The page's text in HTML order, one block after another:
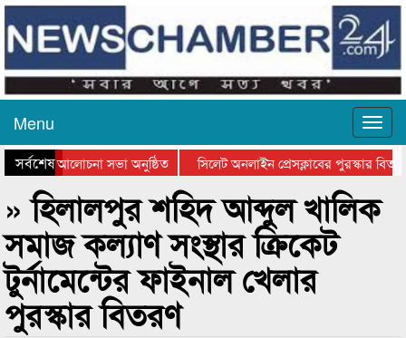
Menu
সর্বশেষ
দিবসের আলোচনা সভা অনুষ্ঠিত
সিলেট অনলাইন প্রেসক্লাবের পুরস্কার
সভা ও সম্মাননা প্রদান
কানাইঘাটের কিশোর আহাদের খুনি সায়েমের
» হিলালপুর শহিদ আব্দুল খালিক
সমাজ কল্যাণ সংস্থার ক্রিকেট
টুর্নামেন্টের ফাইনাল খেলার
পুরস্কার বিতরণ